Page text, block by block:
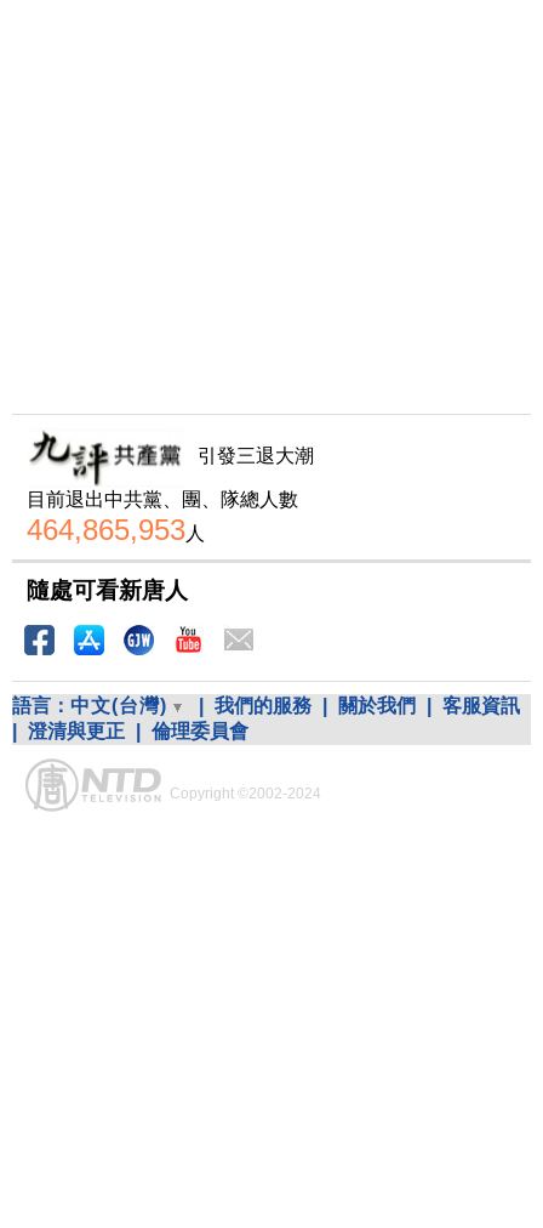
引發三退大潮
目前退出中共黨、團、隊總人數
464,865,953人
隨處可看新唐人
語言： 中文(台灣) 我們的服務 關於我們
客服資訊
澄清與更正 倫理委員會
Copyright ©2002-2024